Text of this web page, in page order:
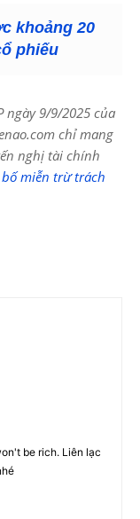
khoảng 20
phiếu
ngày 9/9/2025 của
chỉ mang
nghị tài chính
bố miễn trừ trách
be rich. Liên lạc